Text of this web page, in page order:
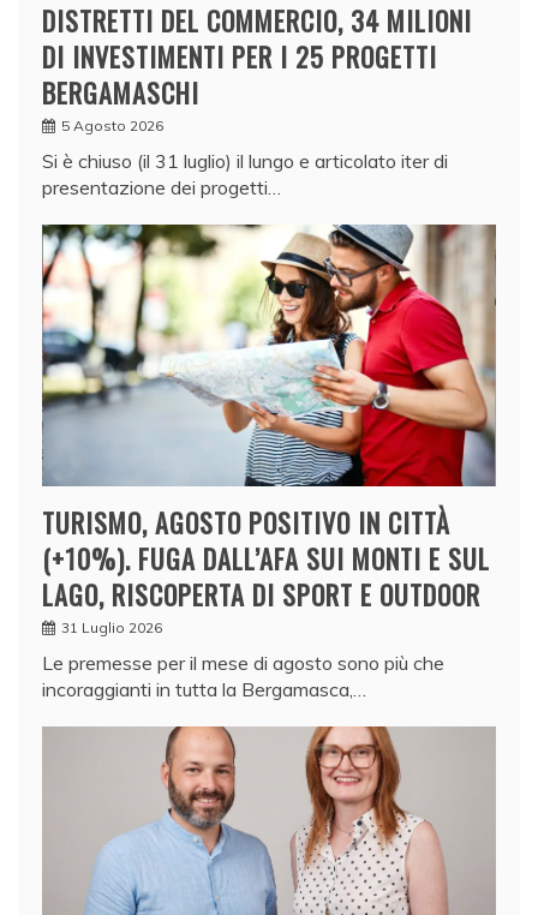
DISTRETTI DEL COMMERCIO, 34 MILIONI
DI INVESTIMENTI PER I 25 PROGETTI
BERGAMASCHI
5 Agosto 2026
Si è chiuso (il 31 luglio) il lungo e articolato iter di
presentazione dei progetti…
TURISMO, AGOSTO POSITIVO IN CITTÀ
(+10%). FUGA DALL’AFA SUI MONTI E SUL
LAGO, RISCOPERTA DI SPORT E OUTDOOR
31 Luglio 2026
Le premesse per il mese di agosto sono più che
incoraggianti in tutta la Bergamasca,…